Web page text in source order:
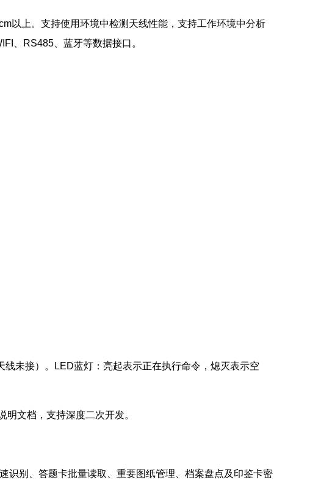
以上。支持使用环境中检测天线性能，支持工作环境中分析
、RS485、蓝牙等数据接口。
未接）。LED蓝灯：亮起表示正在执行命令，熄灭表示空
文档，支持深度二次开发。
识别、答题卡批量读取、重要图纸管理、档案盘点及印鉴卡密